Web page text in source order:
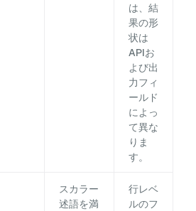
は、結
果の形
状は
APIお
よび出
力フィ
ールド
によっ
て異な
りま
す。
スカラー
述語を満
行レベ
ルのフ